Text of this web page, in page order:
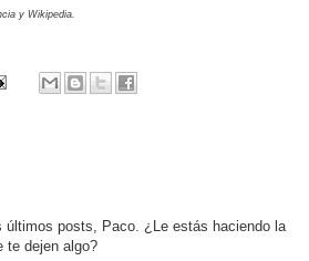
y Wikipedia.
últimos posts, Paco. ¿Le estás haciendo la
te dejen algo?